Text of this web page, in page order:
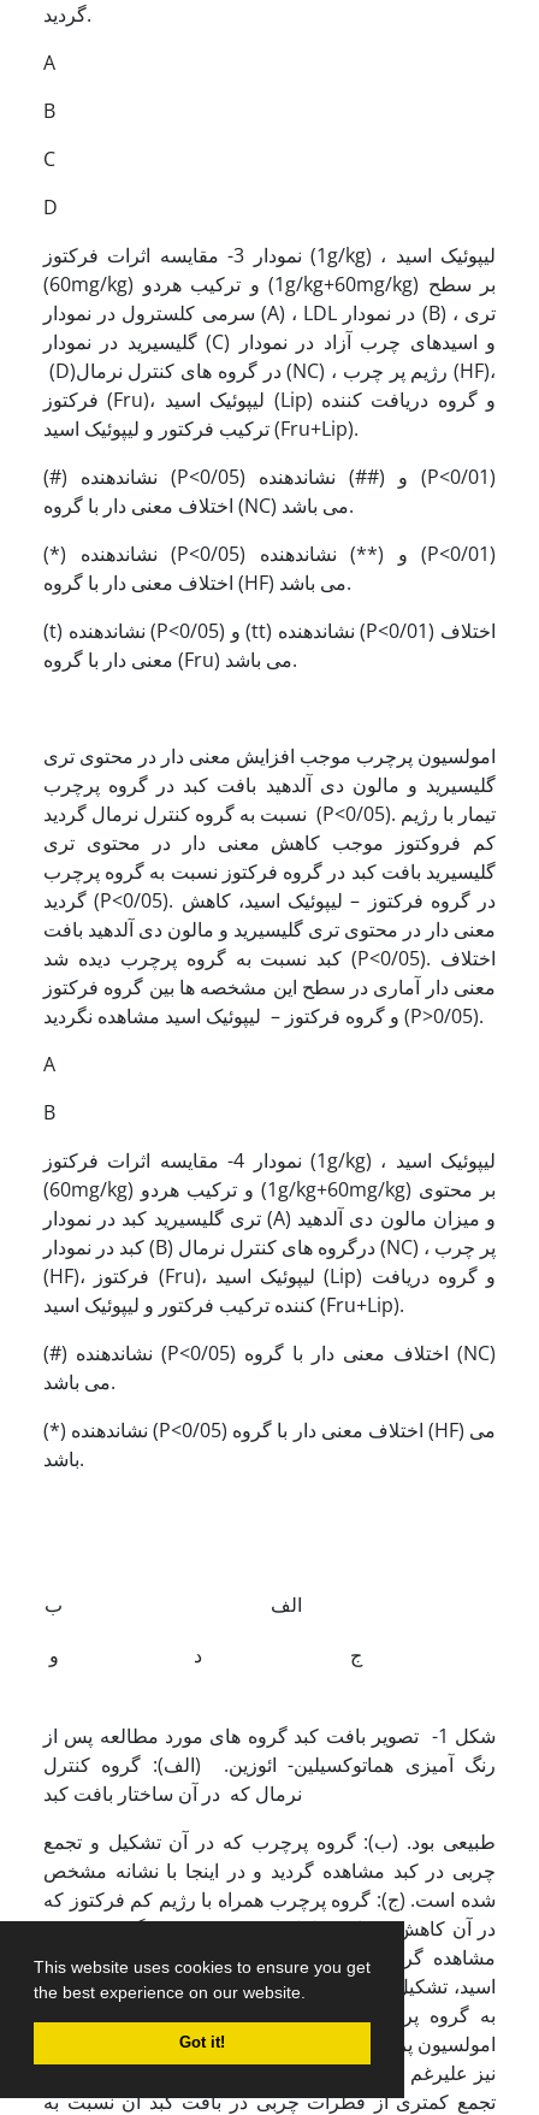
This website uses cookies to ensure you get
the best experience on our website.
Got it!
گردید.
A
B
C
D
نمودار 3- مقایسه اثرات فرکتوز (1g/kg) ، لیپوئیک اسید
(60mg/kg) و ترکیب هردو (1g/kg+60mg/kg) بر سطح
سرمی کلسترول در نمودار (A) ، LDL در نمودار (B) ، تری
گلیسیرید در نمودار (C) و اسیدهای چرب آزاد در نمودار
(D)در گروه های کنترل نرمال (NC) ، رژیم پر چرب (HF)،
فرکتوز (Fru)، لیپوئیک اسید (Lip) و گروه دریافت کننده
ترکیب فرکتور و لیپوئیک اسید (Fru+Lip).
(#) نشاندهنده (P<0/05) و (##) نشاندهنده (P<0/01)
اختلاف معنی دار با گروه (NC) می باشد.
(*) نشاندهنده (P<0/05) و (**) نشاندهنده (P<0/01)
اختلاف معنی دار با گروه (HF) می باشد.
(t) نشاندهنده (P<0/05) و (tt) نشاندهنده (P<0/01) اختلاف
معنی دار با گروه (Fru) می باشد.
امولسیون پرچرب موجب افزایش معنی دار در محتوی تری
گلیسیرید و مالون دی آلدهید بافت کبد در گروه پرچرب
نسبت به گروه کنترل نرمال گردید (P<0/05). تیمار با رژیم
کم فروکتوز موجب کاهش معنی دار در محتوی تری
گلیسیرید بافت کبد در گروه فرکتوز نسبت به گروه پرچرب
گردید (P<0/05). در گروه فرکتوز – لیپوئیک اسید، کاهش
معنی دار در محتوی تری گلیسیرید و مالون دی آلدهید بافت
کبد نسبت به گروه پرچرب دیده شد (P<0/05). اختلاف
معنی دار آماری در سطح این مشخصه ها بین گروه فرکتوز
و گروه فرکتوز – لیپوئیک اسید مشاهده نگردید (P>0/05).
A
B
نمودار 4- مقایسه اثرات فرکتوز (1g/kg) ، لیپوئیک اسید
(60mg/kg) و ترکیب هردو (1g/kg+60mg/kg) بر محتوی
تری گلیسیرید کبد در نمودار (A) و میزان مالون دی آلدهید
کبد در نمودار (B) درگروه های کنترل نرمال (NC) ، پر چرب
(HF)، فرکتوز (Fru)، لیپوئیک اسید (Lip) و گروه دریافت
کننده ترکیب فرکتور و لیپوئیک اسید (Fru+Lip).
(#) نشاندهنده (P<0/05) اختلاف معنی دار با گروه (NC)
می باشد.
(*) نشاندهنده (P<0/05) اختلاف معنی دار با گروه (HF) می
باشد.
ب
الف
و
د ج
شکل 1- تصویر بافت کبد گروه های مورد مطالعه پس از
رنگ آمیزی هماتوکسیلین- ائوزین. (الف): گروه کنترل
نرمال که در آن ساختار بافت کبد
طبیعی بود. (ب): گروه پرچرب که در آن تشکیل و تجمع
چربی در کبد مشاهده گردید و در اینجا با نشانه مشخص
شده است. (ج): گروه پرچرب همراه با رژیم کم فرکتوز که
در آن کاهش میزان قطرات چربی نسبت به گروه پرچرب
مشاهده گردید. (د): گروه پرچرب همراه با آلفا لیپوئیک
اسید، تشکیل و تجمع کمتری از قطرات چربی در آن نسبت
به گروه پرچرب دیده شد. (و): در گروه دریافت کننده
امولسیون پرچرب همراه با رژیم کم فرکتوز - لیپوئیک اسید
نیز علیرغم دریافت یک رژیم امولسیون پرچرب، تشکیل و
تجمع کمتری از قطرات چربی در بافت کبد آن نسبت به